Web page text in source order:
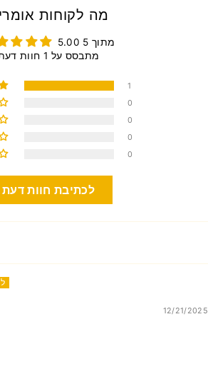
מה לקוחות
5.00 מתוך 5
מתבסס על 1 חוות דעת
1
0
0
0
0
לכתיבת חוות דעת
12/21/2025